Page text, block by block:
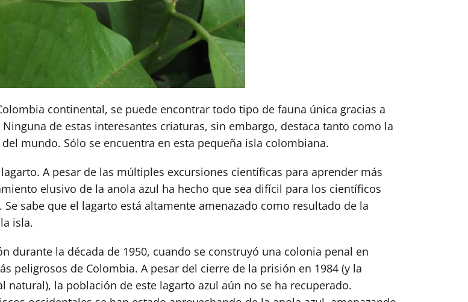
continental, se puede encontrar todo tipo de fauna única gracias a
de estas interesantes criaturas, sin embargo, destaca tanto como la
mundo. Sólo se encuentra en esta pequeña isla colombiana.
A pesar de las múltiples excursiones científicas para aprender más
elusivo de la anola azul ha hecho que sea difícil para los científicos
sabe que el lagarto está altamente amenazado como resultado de la
isla.
durante la década de 1950, cuando se construyó una colonia penal en
peligrosos de Colombia. A pesar del cierre de la prisión en 1984 (y la
la población de este lagarto azul aún no se ha recuperado.